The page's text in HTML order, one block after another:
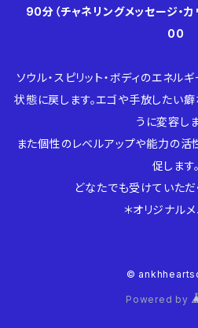
90分（チャネリングメッセージ・
00
ソウル・スピリット・ボディのエネル
状態に戻します。エゴや手放したい
うに変容しま
また個性のレベルアップや能力の活
促します。
どなたでも受けていただ
＊オリジナル
©
Powered by